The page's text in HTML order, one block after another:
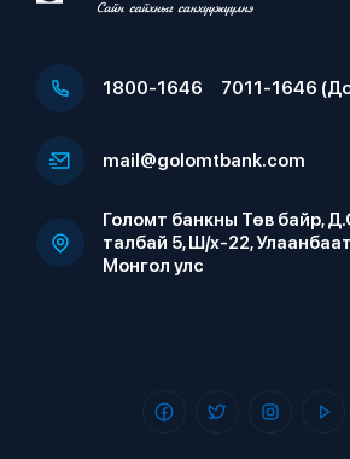
1800-1646 7011-1646
mail@golomtbank.com
Голомт банкны Төв байр,
талбай 5, Ш/х-22,
Монгол улс